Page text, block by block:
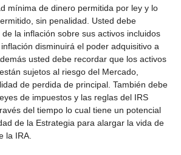
mínima de dinero permitida por ley y lo
sin penalidad. Usted debe
la inflación sobre sus activos incluidos
disminuirá el poder adquisitivo a
usted debe recordar que los activos
sujetos al riesgo del Mercado,
de perdida de principal. También debe
de impuestos y las reglas del IRS
del tiempo lo cual tiene un potencial
de la Estrategia para alargar la vida de
la IRA.